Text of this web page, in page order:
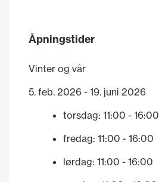
Åpningstider
Vinter og vår
5. feb. 2026 - 19. juni 2026
torsdag: 11:00 - 16:00
fredag: 11:00 - 16:00
lørdag: 11:00 - 16:00